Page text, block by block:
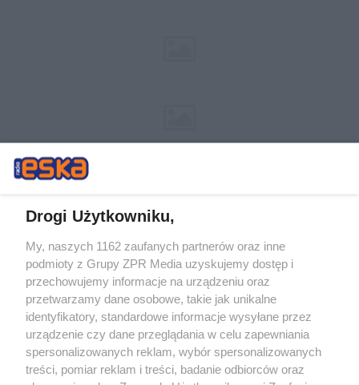
Żaden utwór zamieszczony w serwisie nie może być powielany i
rozpowszechniany lub dalej rozpowszechniany w jakikolwiek sposób (w
tym także elektroniczny lub mechaniczny) na jakimkolwiek polu
eksploatacji w jakiejkolwiek formie, włącznie z umieszczaniem w
Internecie bez pisemnej zgody właściciela praw. Jakiekolwiek użycie lub
wykorzystanie utworów w całości lub w części z naruszeniem prawa,
tzn. bez właściwej zgody, jest zabronione pod groźbą kary i może być
ścigane prawnie.
Drogi Użytkowniku,
My, naszych 1162 zaufanych partnerów oraz inne
podmioty z Grupy ZPR Media uzyskujemy dostęp i
przechowujemy informacje na urządzeniu oraz
przetwarzamy dane osobowe, takie jak unikalne
identyfikatory, standardowe informacje wysyłane przez
urządzenie czy dane przeglądania w celu zapewniania
spersonalizowanych reklam, wybór spersonalizowanych
treści, pomiar reklam i treści, badanie odbiorców oraz